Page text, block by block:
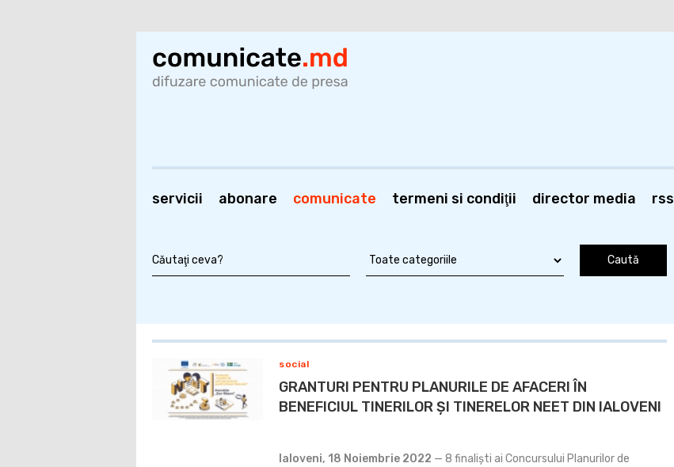
servicii abonare comunicate termeni si condiţii director media rss
social
GRANTURI PENTRU PLANURILE DE AFACERI ÎN
BENEFICIUL TINERILOR ȘI TINERELOR NEET DIN IALOVENI
Ialoveni, 18 Noiembrie 2022 — 8 finaliști ai Concursului Planurilor de